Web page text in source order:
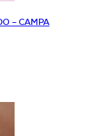
– CAMPA